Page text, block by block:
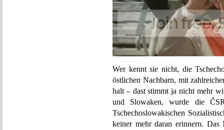
Wer kennt sie nicht, die
östlichen Nachbarn, mit
halt – dast stimmt ja nicht mehr
und Slowaken, wurde die
Tschechoslowakischen
keiner mehr daran erinnern.